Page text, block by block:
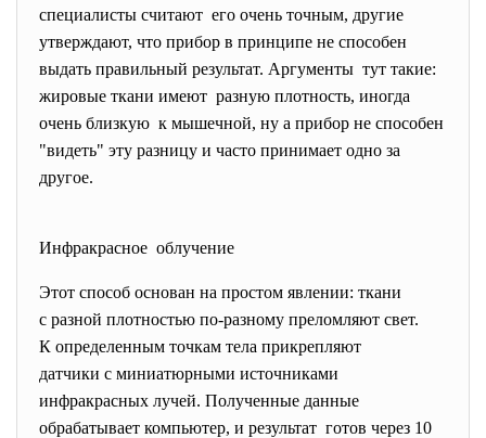
специалисты считают его очень точным, другие
утверждают, что прибор в принципе не способен
выдать правильный результат. Аргументы тут такие:
жировые ткани имеют разную плотность, иногда
очень близкую к мышечной, ну а прибор не способен
"видеть" эту разницу и часто принимает одно за
другое.
Инфракрасное облучение
Этот способ основан на простом явлении: ткани
с разной плотностью по-разному преломляют свет.
К определенным точкам тела прикрепляют
датчики с миниатюрными источниками
инфракрасных лучей. Полученные данные
обрабатывает компьютер, и результат готов через 10